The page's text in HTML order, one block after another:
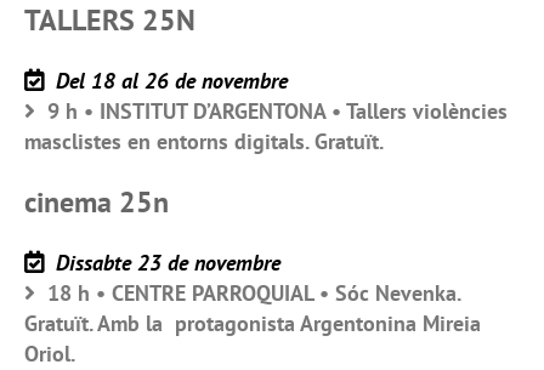
TALLERS 25N
Del 18 al 26 de novembre
9 h • INSTITUT D’ARGENTONA • Tallers violències
masclistes en entorns digitals. Gratuït.
cinema 25n
Dissabte 23 de novembre
18 h • CENTRE PARROQUIAL • Sóc Nevenka.
Gratuït. Amb la protagonista Argentonina Mireia
Oriol.